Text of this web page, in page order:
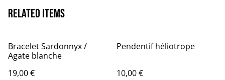
Related items
Bracelet Sardonnyx /
Agate blanche
19,00 €
Pendentif héliotrope
10,00 €